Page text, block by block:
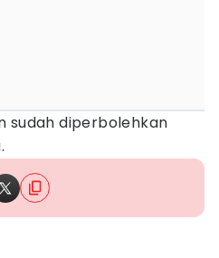
sudah diperbolehkan